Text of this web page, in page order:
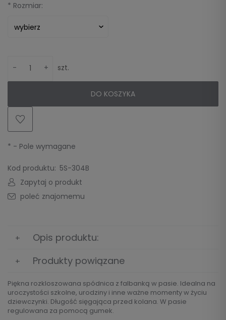
* Rozmiar:
- + szt.
DO KOSZYKA
* - Pole wymagane
Kod produktu: 5S-304B
Zapytaj o produkt
poleć znajomemu
Opis produktu:
Produkty powiązane
Piękna rozkloszowana spódnica z falbanką w pasie. Idealna na
uroczystości szkolne, urodziny i inne ważne momenty w życiu
dziewczynki. Długość sięgająca przed kolana. W pasie
regulowana za pomocą gumek.